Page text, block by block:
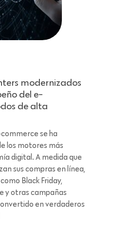
modernizados
del e-
de alta
commerce se ha
los motores más
digital. A medida que
sus compras en línea,
Black Friday,
y otras campañas
en verdaderos